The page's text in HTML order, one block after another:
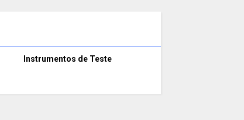
Instrumentos de Teste